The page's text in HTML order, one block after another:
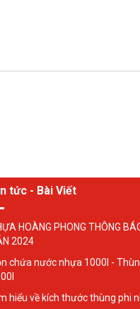
tức - Bài Viết
HOÀNG PHONG THÔNG
2024
chứa nước nhựa 1000l -
hiểu về kích thước thùng phi